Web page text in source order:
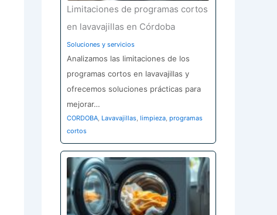
Limitaciones de programas cortos
en lavavajillas en Córdoba
Soluciones y servicios
Analizamos las limitaciones de los
programas cortos en lavavajillas y
ofrecemos soluciones prácticas para
mejorar…
CORDOBA, Lavavajillas, limpieza, programas
cortos